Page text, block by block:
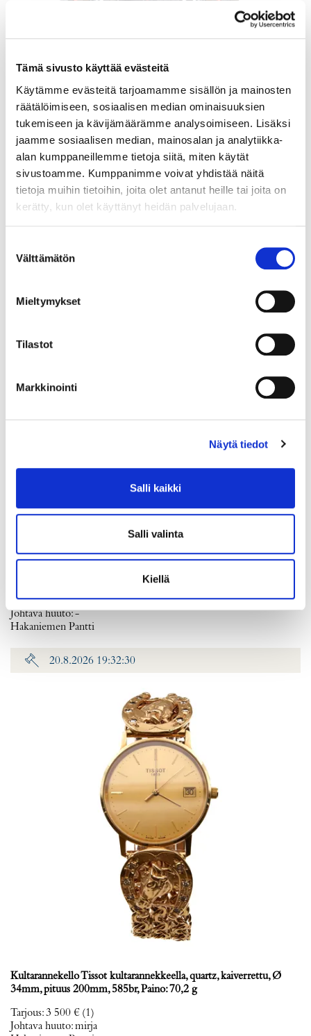
Tämä sivusto käyttää evästeitä
Käytämme evästeitä tarjoamamme sisällön ja mainosten
räätälöimiseen, sosiaalisen median ominaisuuksien
tukemiseen ja kävijämäärämme analysoimiseen. Lisäksi
jaamme sosiaalisen median, mainosalan ja analytiikka-
alan kumppaneillemme tietoja siitä, miten käytät
sivustoamme. Kumppanimme voivat yhdistää näitä
tietoja muihin tietoihin, joita olet antanut heille tai joita on
kerätty, kun olet käyttänyt heidän palvelujaan.
valinta
Välttämätön
Mieltymykset
Tilastot
Markkinointi
Näytä tiedot
Salli kaikki
Salli valinta
Kiellä
Rannekello Casio G-Shock, Mudmaster, GWG-2000, 5678, Ø
50mm, pituus 23cm.
Tarjous: 140 € (1)
Johtava huuto:
adalia
Hakaniemen Pantti
Timanttisormus 2xn.0.40ct 1xn.0.80ct, koko 20¼, leveys 6-
15mm, 750br kelta-, valko- ja punakultaa, Paino: 11 g
Lähtöhinta:2 200 €
Johtava huuto:-
Hakaniemen Pantti
20.8.2026 19:32:30
Kultarannekello Tissot kultarannekkeella, quartz, kaiverrettu, Ø
34mm, pituus 200mm, 585br, Paino: 70,2 g
Tarjous:3 500 € (1)
Johtava huuto:mirja